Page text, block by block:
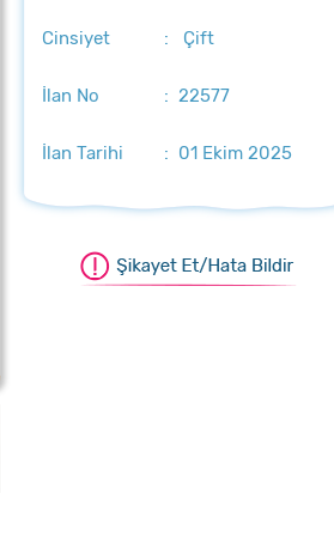
Cinsiyet : Çift
İlan No : 22577
İlan Tarihi : 01 Ekim 2025